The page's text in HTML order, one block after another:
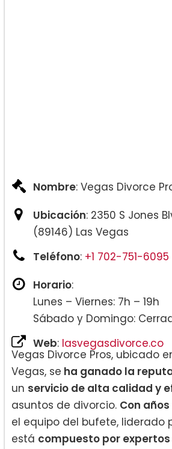
Nombre: Vegas Divorce
Ubicación: 2350 S Jones
(89146) Las Vegas
Teléfono: +1 702-751-6095
Horario:
Lunes – Viernes: 7h – 19h
Sábado y Domingo:
Web: lasvegasdivorce.co
Vegas Divorce Pros, ubicado
Vegas, se ha ganado la
un servicio de alta calidad y
asuntos de divorcio. Con
el equipo del bufete, liderado
está compuesto por